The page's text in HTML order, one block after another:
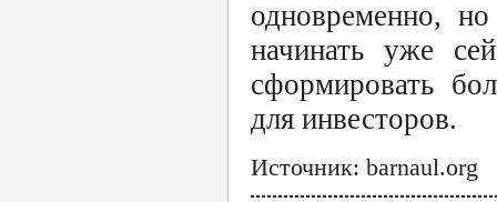
одновременно,
начинать уже
сформировать
для инвесторов.
Источник: barnaul.org